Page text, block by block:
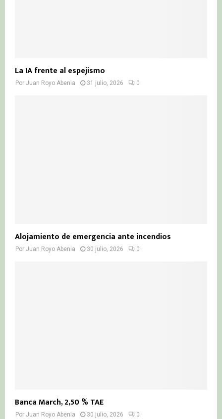
La IA frente al espejismo
Por Juan Royo Abenia 31 julio, 2026 0
Alojamiento de emergencia ante incendios
Por Juan Royo Abenia 30 julio, 2026 0
Banca March, 2,50 % TAE
Por Juan Royo Abenia 30 julio, 2026 0